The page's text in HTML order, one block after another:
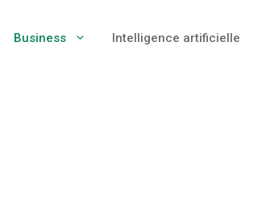
Business Intelligence artificielle